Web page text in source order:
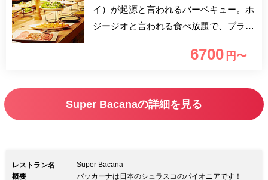
イ）が起源と言われるバーベキュー。ホ
ジージオと言われる食べ放題で、ブラジ
鶏、ソーセージなど、焼きたてジューシ
ラスコ・サラダ・デザート・温料理ビュ
ルをお楽しみください。
6700 円〜
Super Bacanaの詳細を見る
レストラン名
Super Bacana
概要
バッカーナは日本のシュラスコのパイオニアです！